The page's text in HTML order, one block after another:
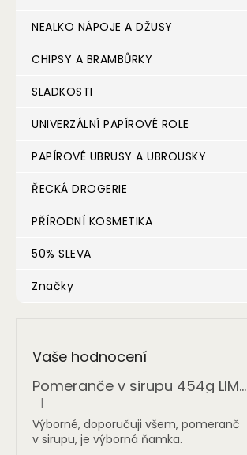
NEALKO NÁPOJE A DŽUSY
CHIPSY A BRAMBŮRKY
SLADKOSTI
UNIVERZÁLNÍ PAPÍROVÉ ROLE
PAPÍROVÉ UBRUSY A UBROUSKY
ŘECKÁ DROGERIE
PŘÍRODNÍ KOSMETIKA
50% SLEVA
Značky
Vaše hodnocení
Pomeranče v sirupu 454g LIMITOVANÁ NABÍDKA
Hodnocení produktu je 5 z 5 hvězdiček.
|
Výborné, doporučuji všem, pomeranč
v sirupu, je výborná ňamka.